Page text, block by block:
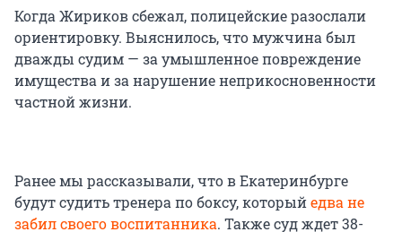
Когда Жириков сбежал, полицейские разослали
ориентировку. Выяснилось, что мужчина был
дважды судим — за умышленное повреждение
имущества и за нарушение неприкосновенности
частной жизни.
Ранее мы рассказывали, что в Екатеринбурге
будут судить тренера по боксу, которыйедва не
забил своего воспитанника. Также суд ждет 38-